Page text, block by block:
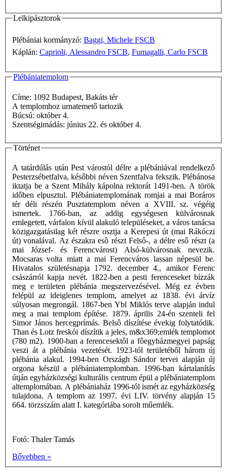
Lelkipásztorok
Plébániai kormányzó: Baggi, Michele FSCB
Káplán: Caprioli, Alessandro FSCB, Fumagalli, Carlo FSCB
Plébániatemplom
Címe: 1092 Budapest, Bakáts tér
A templomhoz urnatemető tartozik
Búcsú: október 4.
Szentségimádás: június 22. és október 4.
Történet
A tatárdúlás után Pest várostól délre a plébániával rendelkező
Pesterzsébetfalva, későbbi néven Szentfalva fekszik. Plébánosa
iktatja be a Szent Mihály kápolna rektorát 1491-ben. A török
időben elpusztul. Plébániatemplomának romjai a mai Boráros
tér déli részén Pusztatemplom néven a XVIII. sz. végéig
ismertek. 1766-ban, az addig egységesen külvárosnak
emlegetett, várfalon kívül alakuló településeket, a város tanácsa
közigazgatásilag két részre osztja a Kerepesi út (mai Rákóczi
út) vonalával. Az északra esô részt Felsô-, a délre eső részt (a
mai József- és Ferencvárost) Alsó-külvárosnak nevezik.
Mocsaras volta miatt a mai Ferencváros lassan népesül be.
Hivatalos születésnapja 1792. december 4., amikor Ferenc
császárról kapja nevét. 1822-ben a pesti ferenceseket bízzák
meg e területen plébánia megszervezésével. Még ez évben
felépül az ideiglenes templom, amelyet az 1838. évi árvíz
súlyosan megrongál. 1867-ben Ybl Miklós terve alapján indul
meg a mai templom építése. 1879. április 24-én szenteli fel
Simor János hercegprímás. Belsô díszítése évekig folytatódik.
Than és Lotz freskói díszítik a jeles, m&x369;emlék templomot
(780 m2). 1900-ban a ferencesektôl a fôegyházmegyei papság
veszi át a plébánia vezetését. 1923-tól területéből három új
plébánia alakul. 1994-ben Országh Sándor tervei alapján új
orgona készül a plébániatemplomban. 1996-ban kártalanítás
útján egyházközségi kulturális centrum épül a plébániatemplom
altemplomában. A plébániaház 1996-tól ismét az egyházközség
tulajdona. A templom az 1997. évi LIV. törvény alapján 15
664. törzsszám alatt I. kategóriába sorolt műemlék.
Fotó: Thaler Tamás
Bővebben »